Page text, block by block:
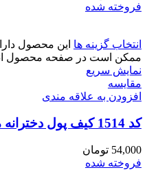
فروخته شده
انتخاب گزینه ها این محصول
ممکن است در صفحه محصول
نمایش سریع
مقايسه
افزودن به علاقه مندی
کد 1514 کیف پول دخترانه مینی مدل تاشو
54,000 تومان
فروخته شده